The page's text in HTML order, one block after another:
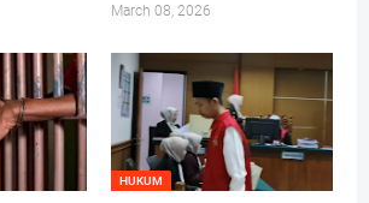
March 08, 2026
HUKUM